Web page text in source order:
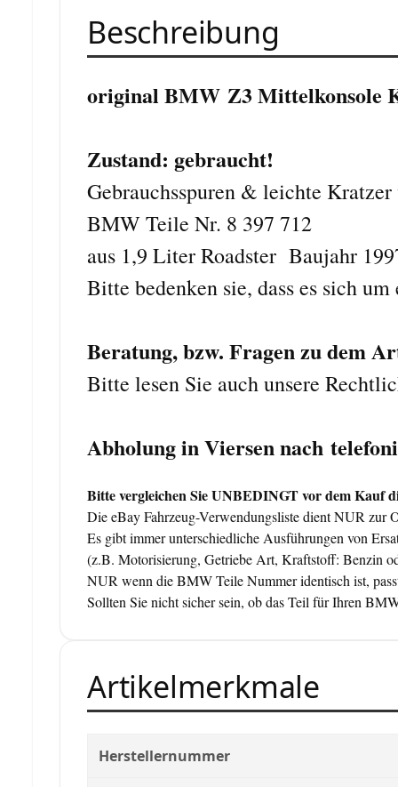
Beschreibung
original BMW Z3 Mittelkonsole
Zustand: gebraucht!
Gebrauchsspuren & leichte
BMW Teile Nr. 8 397 712
aus 1,9 Liter Roadster Baujahr
Bitte bedenken sie, dass es sich
Beratung, bzw. Fragen zu dem
Bitte lesen Sie auch unsere
Abholung in Viersen nach
Bitte vergleichen Sie UNBEDINGT vor dem Kauf
Die eBay Fahrzeug-Verwendungsliste dient NUR
Es gibt immer unterschiedliche Ausführungen von
(z.B. Motorisierung, Getriebe Art, Kraftstoff: Benzin
NUR wenn die BMW Teile Nummer identisch ist,
Sollten Sie nicht sicher sein, ob das Teil für Ihren
Artikelmerkmale
Herstellernummer